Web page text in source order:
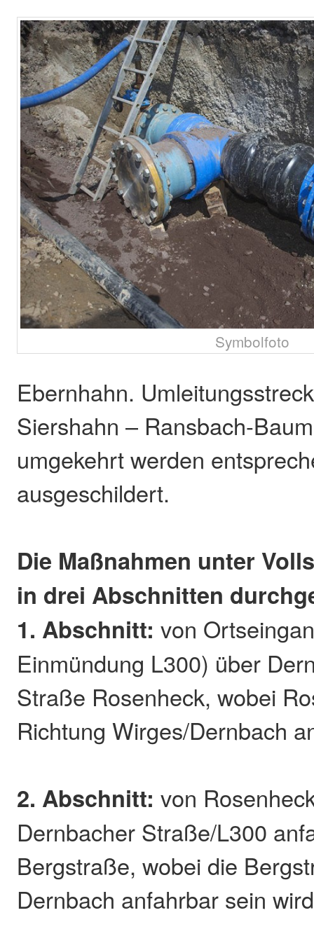
Symbolfoto
Ebernhahn.
Siershahn – Ransbach-
umgekehrt werden
ausgeschildert.
Die Maßnahmen unter
in drei Abschnitten
1. Abschnitt: von
Einmündung L300) über
Straße Rosenheck, wobei
Richtung Wirges/Dernbach
2. Abschnitt: von
Dernbacher Straße/L300
Bergstraße, wobei die
Dernbach anfahrbar sein